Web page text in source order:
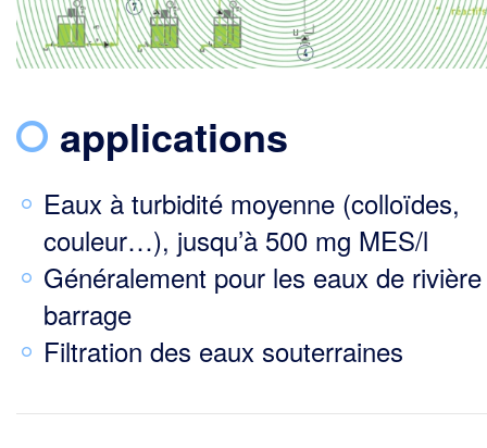
applications
Eaux à turbidité moyenne (colloïdes,
couleur…), jusqu’à 500 mg MES/l
Généralement pour les eaux de
barrage
Filtration des eaux souterraines